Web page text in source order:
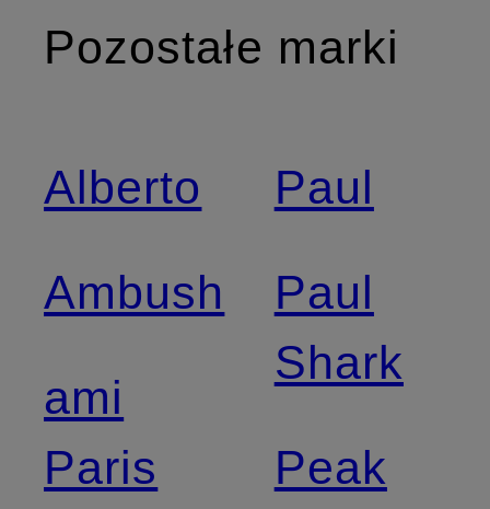
Pozostałe marki
Alberto
Ambush
ami
Paris
Paul
Paul
Shark
Peak